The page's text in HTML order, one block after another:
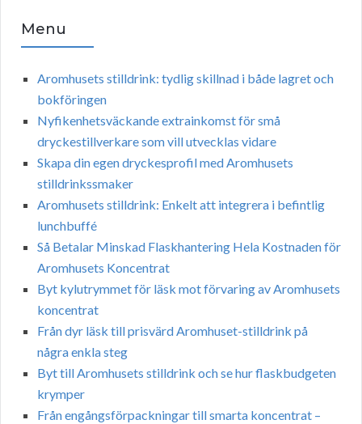
Menu
Aromhusets stilldrink: tydlig skillnad i både lagret och
bokföringen
Nyfikenhetsväckande extrainkomst för små
dryckestillverkare som vill utvecklas vidare
Skapa din egen dryckesprofil med Aromhusets
stilldrinkssmaker
Aromhusets stilldrink: Enkelt att integrera i befintlig
lunchbuffé
Så Betalar Minskad Flaskhantering Hela Kostnaden för
Aromhusets Koncentrat
Byt kylutrymmet för läsk mot förvaring av Aromhusets
koncentrat
Från dyr läsk till prisvärd Aromhuset-stilldrink på
några enkla steg
Byt till Aromhusets stilldrink och se hur flaskbudgeten
krymper
Från engångsförpackningar till smarta koncentrat –